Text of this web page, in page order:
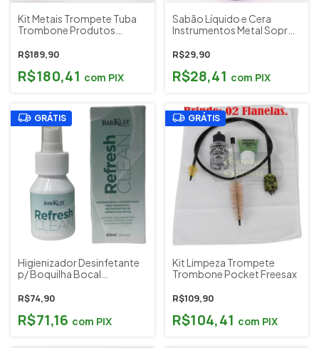
Kit Metais Trompete Tuba
Trombone Produtos
Evolution Luthier
R$189,90
R$180,41 com PIX
Sabão Líquido e Cera
Instrumentos Metal Sopro
Evolution Luthier (2 em 1)
R$29,90
R$28,41 com PIX
GRÁTIS
Higienizador Desinfetante
p/ Boquilha Bocal
Barkley Clean 60ml
R$74,90
R$71,16 com PIX
GRÁTIS
Kit Limpeza Trompete
Trombone Pocket Freesax
R$109,90
R$104,41 com PIX